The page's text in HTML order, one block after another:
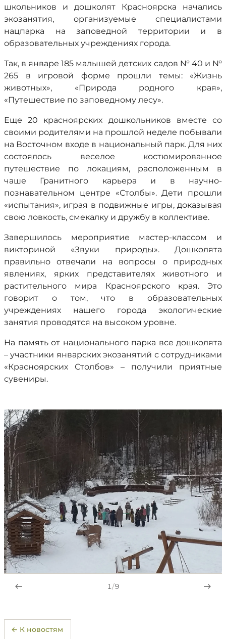
школьников и дошколят Красноярска начались
экозанятия, организуемые специалистами
нацпарка на заповедной территории и в
образовательных учреждениях города.
Так, в январе 185 малышей детских садов № 40 и №
265 в игровой форме прошли темы: «Жизнь
животных», «Природа родного края»,
«Путешествие по заповедному лесу».
Еще 20 красноярских дошкольников вместе со
своими родителями на прошлой неделе побывали
на Восточном входе в национальный парк. Для них
состоялось веселое костюмированное
путешествие по локациям, расположенным в
чаше Гранитного карьера и в научно-
познавательном центре «Столбы». Дети прошли
«испытания», играя в подвижные игры, доказывая
свою ловкость, смекалку и дружбу в коллективе.
Завершилось мероприятие мастер-классом и
викториной «Звуки природы». Дошколята
правильно отвечали на вопросы о природных
явлениях, ярких представителях животного и
растительного мира Красноярского края. Это
говорит о том, что в образовательных
учреждениях нашего города экологические
занятия проводятся на высоком уровне.
На память от национального парка все дошколята
– участники январских экозанятий с сотрудниками
«Красноярских Столбов» – получили приятные
сувениры.
1/9
← К новостям